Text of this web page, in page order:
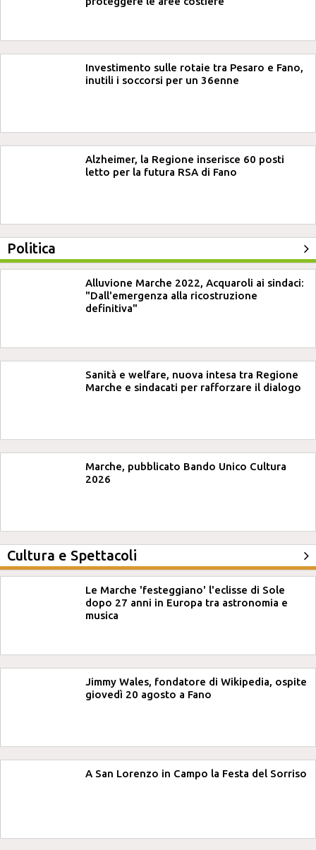
Investimento sulle rotaie tra Pesaro e Fano,
inutili i soccorsi per un 36enne
Alzheimer, la Regione inserisce 60 posti
letto per la futura RSA di Fano
Politica
Alluvione Marche 2022, Acquaroli ai sindaci:
"Dall'emergenza alla ricostruzione
definitiva"
Sanità e welfare, nuova intesa tra Regione
Marche e sindacati per rafforzare il dialogo
Marche, pubblicato Bando Unico Cultura
2026
Cultura e Spettacoli
Le Marche 'festeggiano' l'eclisse di Sole
dopo 27 anni in Europa tra astronomia e
musica
Jimmy Wales, fondatore di Wikipedia, ospite
giovedì 20 agosto a Fano
A San Lorenzo in Campo la Festa del Sorriso